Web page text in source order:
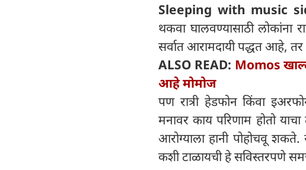
Sleeping with music
थकवा घालवण्यासाठी लोकांना
सर्वात आरामदायी पद्धत आहे,
ALSO READ: Momos
आहे मोमोज
पण रात्री हेडफोन किंवा
मनावर काय परिणाम होतो
आरोग्याला हानी पोहोचवू
कशी टाळायची हे सविस्तरपणे